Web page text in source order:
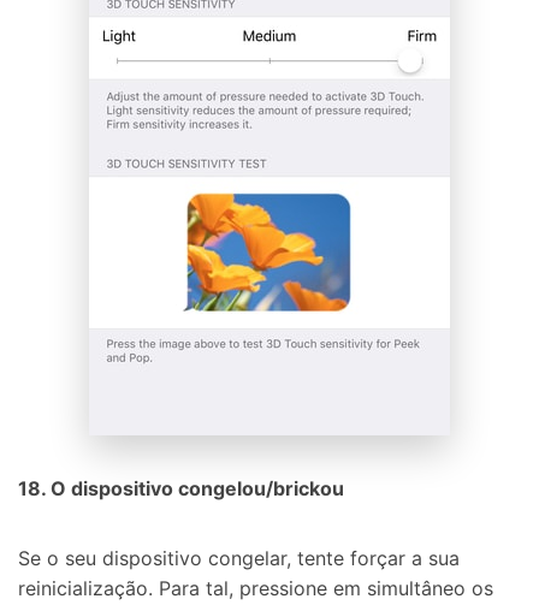
18. O dispositivo congelou/brickou
Se o seu dispositivo congelar, tente forçar a sua
reinicialização. Para tal, pressione em simultâneo os